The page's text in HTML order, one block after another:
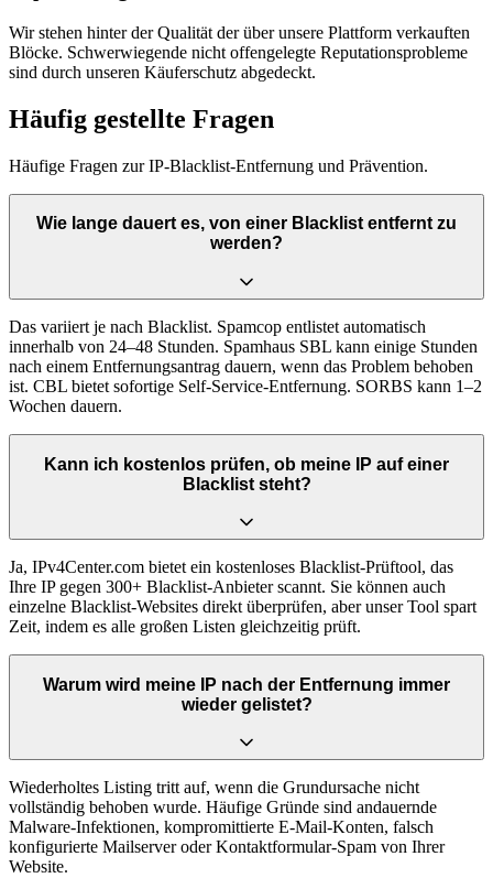
Wir stehen hinter der Qualität der über unsere Plattform verkauften
Blöcke. Schwerwiegende nicht offengelegte Reputationsprobleme
sind durch unseren Käuferschutz abgedeckt.
Häufig gestellte Fragen
Häufige Fragen zur IP-Blacklist-Entfernung und Prävention.
Wie lange dauert es, von einer Blacklist entfernt zu
werden?
Das variiert je nach Blacklist. Spamcop entlistet automatisch
innerhalb von 24–48 Stunden. Spamhaus SBL kann einige Stunden
nach einem Entfernungsantrag dauern, wenn das Problem behoben
ist. CBL bietet sofortige Self-Service-Entfernung. SORBS kann 1–2
Wochen dauern.
Kann ich kostenlos prüfen, ob meine IP auf einer
Blacklist steht?
Ja, IPv4Center.com bietet ein kostenloses Blacklist-Prüftool, das
Ihre IP gegen 300+ Blacklist-Anbieter scannt. Sie können auch
einzelne Blacklist-Websites direkt überprüfen, aber unser Tool spart
Zeit, indem es alle großen Listen gleichzeitig prüft.
Warum wird meine IP nach der Entfernung immer
wieder gelistet?
Wiederholtes Listing tritt auf, wenn die Grundursache nicht
vollständig behoben wurde. Häufige Gründe sind andauernde
Malware-Infektionen, kompromittierte E-Mail-Konten, falsch
konfigurierte Mailserver oder Kontaktformular-Spam von Ihrer
Website.